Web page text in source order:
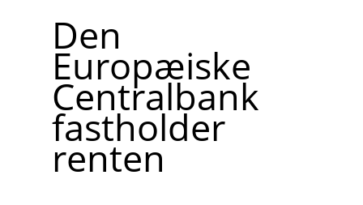
Den
Europæiske
Centralbank
fastholder
renten